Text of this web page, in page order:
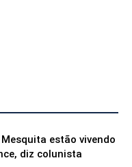
estão vivendo
diz colunista